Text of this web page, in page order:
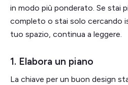
in modo più ponderato. Se stai
completo o stai solo cercando
tuo spazio, continua a leggere.
1. Elabora un piano
La chiave per un buon design